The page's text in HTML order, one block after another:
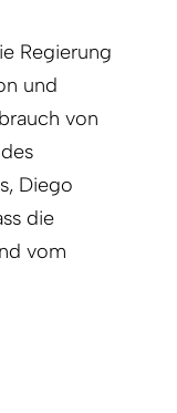
Regierung
und
von
Diego
die
vom